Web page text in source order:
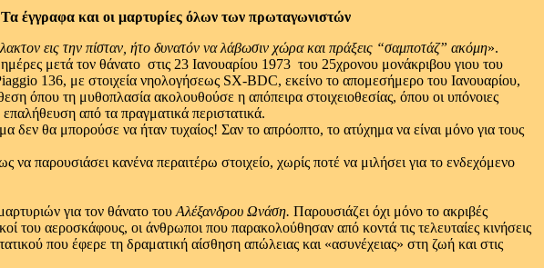
Τα έγγραφα και οι μαρτυρίες όλων των πρωταγωνιστών
εις την πίσταν, ήτο δυνατόν να λάβωσιν χώρα και πράξεις “σαμποτάζ” ακόμη».
μετά τον θάνατο ­ στις 23 Ιανουαρίου 1973 ­ του 25χρονου μονάκριβου γιου του
136, με στοιχεία νηολογήσεως SX-BDC, εκείνο το απομεσήμερο του Ιανουαρίου,
όπου τη μυθοπλασία ακολουθούσε η απόπειρα στοιχειοθεσίας, όπου οι υπόνοιες
από τα πραγματικά περιστατικά.
θα μπορούσε να ήταν τυχαίος! Σαν το απρόοπτο, το ατύχημα να είναι μόνο για τους
να παρουσιάσει κανένα περαιτέρω στοιχείο, χωρίς ποτέ να μιλήσει για το ενδεχόμενο
για τον θάνατο του Αλέξανδρου Ωνάση. Παρουσιάζει όχι μόνο το ακριβές
αεροσκάφους, οι άνθρωποι που παρακολούθησαν από κοντά τις τελευταίες κινήσεις
που έφερε τη δραματική αίσθηση απώλειας και «ασυνέχειας» στη ζωή και στις